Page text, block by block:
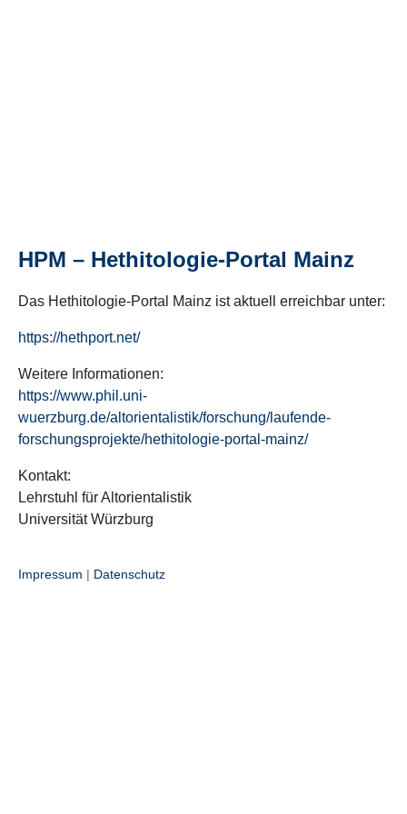
HPM – Hethitologie-Portal Mainz
Das Hethitologie-Portal Mainz ist aktuell erreichbar unter:
https://hethport.net/
Weitere Informationen:
https://www.phil.uni-
wuerzburg.de/altorientalistik/forschung/laufende-
forschungsprojekte/hethitologie-portal-mainz/
Kontakt:
Lehrstuhl für Altorientalistik
Universität Würzburg
Impressum | Datenschutz